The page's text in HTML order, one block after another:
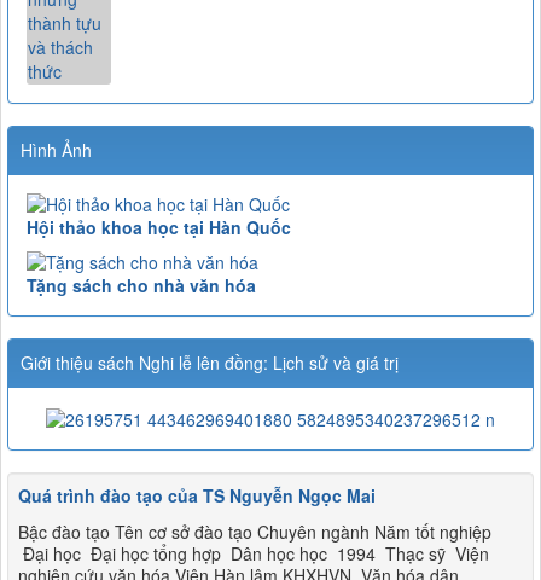
Hình Ảnh
Hội thảo khoa học tại Hàn Quốc
Tặng sách cho nhà văn hóa
Giới thiệu sách Nghi lễ lên đồng: Lịch sử và giá trị
Quá trình đào tạo của TS Nguyễn Ngọc Mai
Bậc đào tạo Tên cơ sở đào tạo Chuyên ngành Năm tốt nghiệp
Đại học Đại học tổng hợp Dân học học 1994 Thạc sỹ Viện
nghiên cứu văn hóa,Viện Hàn lâm KHXHVN Văn hóa dân...